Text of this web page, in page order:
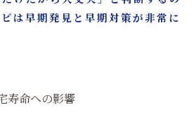
は早期発見と早期対策が非常に
寿命への影響